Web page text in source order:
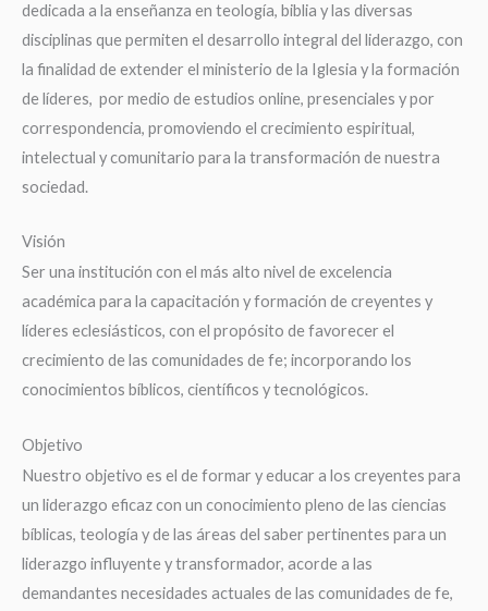
dedicada a la enseñanza en teología, biblia y las diversas
disciplinas que permiten el desarrollo integral del liderazgo, con
la finalidad de extender el ministerio de la Iglesia y la formación
de líderes, por medio de estudios online, presenciales y por
correspondencia, promoviendo el crecimiento espiritual,
intelectual y comunitario para la transformación de nuestra
sociedad.
Visión
Ser una institución con el más alto nivel de excelencia
académica para la capacitación y formación de creyentes y
líderes eclesiásticos, con el propósito de favorecer el
crecimiento de las comunidades de fe; incorporando los
conocimientos bíblicos, científicos y tecnológicos.
Objetivo
Nuestro objetivo es el de formar y educar a los creyentes para
un liderazgo eficaz con un conocimiento pleno de las ciencias
bíblicas, teología y de las áreas del saber pertinentes para un
liderazgo influyente y transformador, acorde a las
demandantes necesidades actuales de las comunidades de fe,